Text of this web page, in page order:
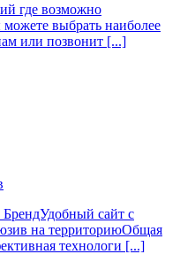
где возможно
выбрать наиболее
или позвонит [...]
сайт с
на территориюОбщая
технологи [...]